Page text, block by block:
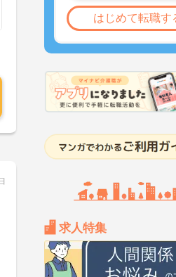
はじめて転職す
求人特集